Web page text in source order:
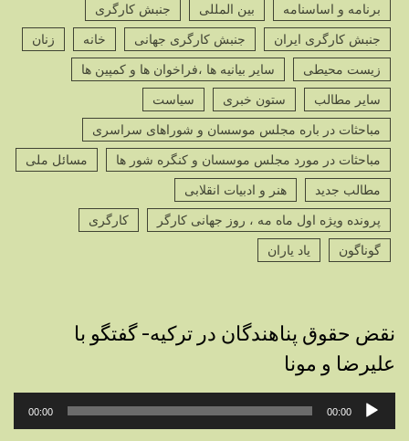
برنامه و اساسنامه
بین المللی
جنبش کارگری
جنبش کارگری ایران
جنبش کارگری جهانی خانه
زنان
زیست محیطی
سایر بیانیه ها ،فراخوان ها و کمپین ها
سایر مطالب
ستون خبری
سیاست
مباحثات در باره مجلس موسسان و شوراهای سراسری
مباحثات در مورد مجلس موسسان و کنگره شور ها
مسائل ملی
مطالب جدید
هنر و ادبیات انقلابی
پرونده ویژه اول ماه مه ، روز جهانی کارگر
کارگری
گوناگون
یاد یاران
نقض حقوق پناهندگان در ترکیه- گفتگو با
علیرضا و مونا
پخش‌کننده
صوت
00:00
00:00